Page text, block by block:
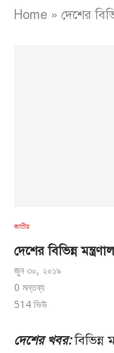
Home » দেশের
জাতীয়
দেশের বিভিন্ন
জুন ৩০, ২০১৯
0 মন্তব্য
514 ভিউ
দেশের খবর:বিভিন্ন